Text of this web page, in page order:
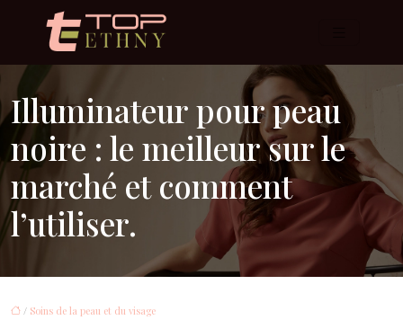
Illuminateur pour peau
noire : le meilleur sur le
marché et comment
l’utiliser.
/ Soins de la peau et du visage